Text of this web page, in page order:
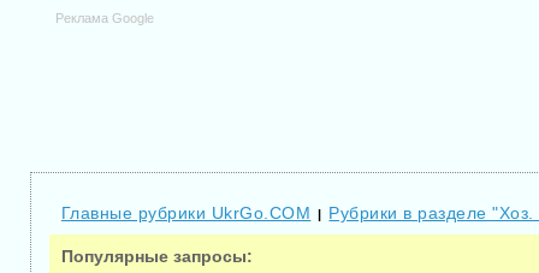
Реклама Google
Главные рубрики UkrGo.COM | Рубрики в разделе
Популярные запросы: